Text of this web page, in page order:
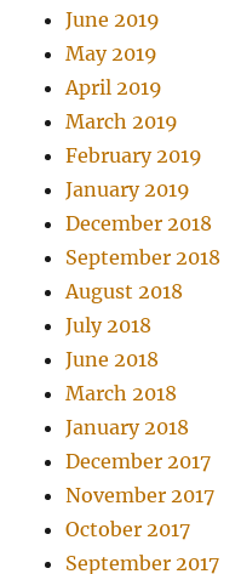
June 2019
May 2019
April 2019
March 2019
February 2019
January 2019
December 2018
September 2018
August 2018
July 2018
June 2018
March 2018
January 2018
December 2017
November 2017
October 2017
September 2017